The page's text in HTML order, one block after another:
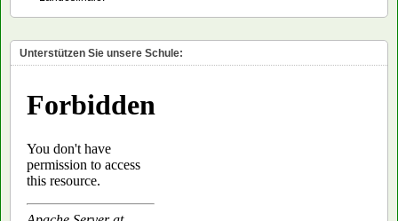
Unterstützen Sie unsere Schule: